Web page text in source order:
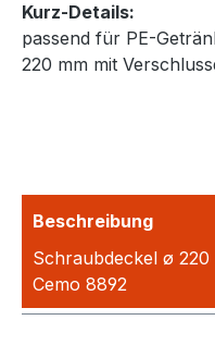
Kurz-Details:
passend für PE-
220 mm mit
Beschreibung
Schraubdeckel ø
Cemo 8892